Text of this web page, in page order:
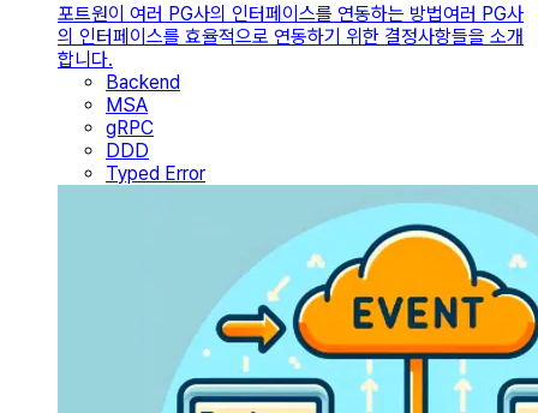
포트원이 여러 PG사의 인터페이스를 연동하는 방법여러 PG사
의 인터페이스를 효율적으로 연동하기 위한 결정사항들을 소개
합니다.
Backend
MSA
gRPC
DDD
Typed Error